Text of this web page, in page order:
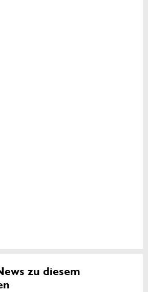
zu diesem